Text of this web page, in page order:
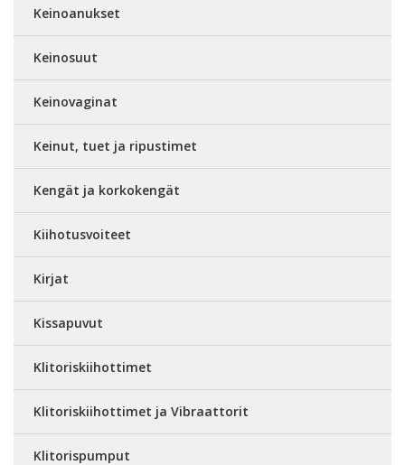
Keinoanukset
Keinosuut
Keinovaginat
Keinut, tuet ja ripustimet
Kengät ja korkokengät
Kiihotusvoiteet
Kirjat
Kissapuvut
Klitoriskiihottimet
Klitoriskiihottimet ja Vibraattorit
Klitorispumput